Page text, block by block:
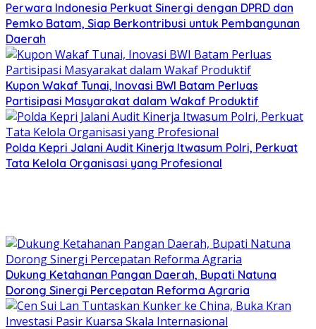
Perwara Indonesia Perkuat Sinergi dengan DPRD dan
Pemko Batam, Siap Berkontribusi untuk Pembangunan
Daerah
Kupon Wakaf Tunai, Inovasi BWI Batam Perluas
Partisipasi Masyarakat dalam Wakaf Produktif
Polda Kepri Jalani Audit Kinerja Itwasum Polri, Perkuat
Tata Kelola Organisasi yang Profesional
Dukung Ketahanan Pangan Daerah, Bupati Natuna
Dorong Sinergi Percepatan Reforma Agraria